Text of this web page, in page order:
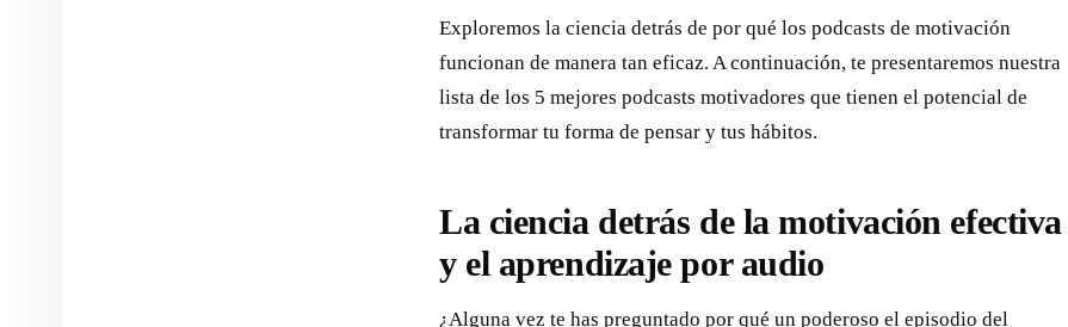
Exploremos la ciencia detrás de por qué los podcasts de motivación
funcionan de manera tan eficaz. A continuación, te presentaremos nuestra
lista de los 5 mejores podcasts motivadores que tienen el potencial de
transformar tu forma de pensar y tus hábitos.
La ciencia detrás de la motivación efectiva
y el aprendizaje por audio
¿Alguna vez te has preguntado por qué un poderoso el episodio del